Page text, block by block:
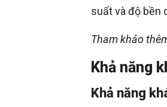
suất và độ bền
Tham khảo
Khả năng
Khả năng